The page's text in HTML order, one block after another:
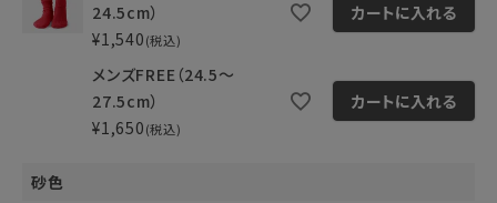
24.5cm）
¥1,540 税込
カートに入れる
メンズFREE（24.5～
27.5cm）
¥1,650 税込
カートに入れる
砂色